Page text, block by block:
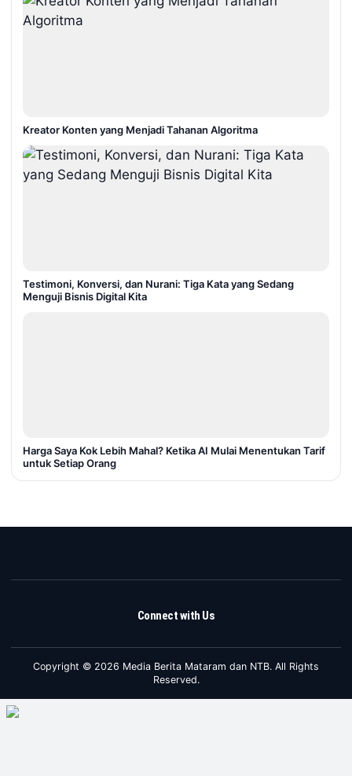
Kreator Konten yang Menjadi Tahanan Algoritma
Testimoni, Konversi, dan Nurani: Tiga Kata yang Sedang
Menguji Bisnis Digital Kita
Harga Saya Kok Lebih Mahal? Ketika AI Mulai Menentukan Tarif
untuk Setiap Orang
Connect with Us
Copyright © 2026 Media Berita Mataram dan NTB. All Rights
Reserved.